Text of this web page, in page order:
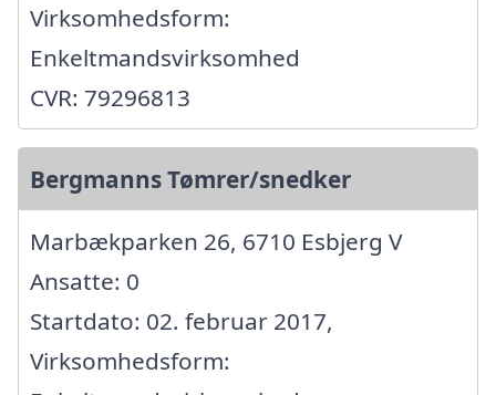
Virksomhedsform:
Enkeltmandsvirksomhed
CVR: 79296813
Bergmanns Tømrer/snedker
Marbækparken 26, 6710 Esbjerg V
Ansatte: 0
Startdato: 02. februar 2017,
Virksomhedsform: